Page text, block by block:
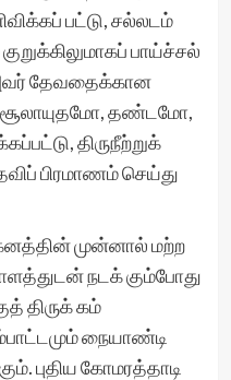
பட்டு, சல்லடம்
பாய்ச்சல்
அவர் தேவதைக்கான
தண்டமோ,
திருநீற்றுக்
பிரமாணம் செய்து
முன்னால் மற்ற
நடக் கும்போது
திருக் கம்
நையாண்டி
புதிய கோமரத்தாடி